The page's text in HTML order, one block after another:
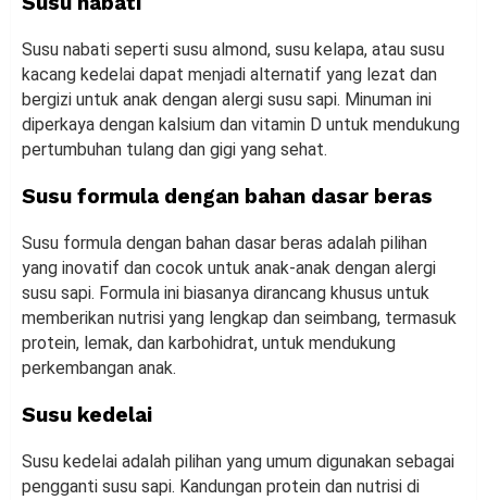
Susu nabati seperti susu almond, susu kelapa, atau susu
kacang kedelai dapat menjadi alternatif yang lezat dan
bergizi untuk anak dengan alergi susu sapi. Minuman ini
diperkaya dengan kalsium dan vitamin D untuk mendukung
pertumbuhan tulang dan gigi yang sehat.
Susu formula dengan bahan dasar beras
Susu formula dengan bahan dasar beras adalah pilihan
yang inovatif dan cocok untuk anak-anak dengan alergi
susu sapi. Formula ini biasanya dirancang khusus untuk
memberikan nutrisi yang lengkap dan seimbang, termasuk
protein, lemak, dan karbohidrat, untuk mendukung
perkembangan anak.
Susu kedelai
Susu kedelai adalah pilihan yang umum digunakan sebagai
pengganti susu sapi. Kandungan protein dan nutrisi di